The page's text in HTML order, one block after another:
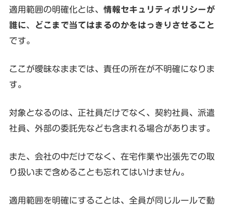
適用範囲の明確化とは、 情報セキュリティポリシーが
誰に、どこまで当てはまるのかをはっきりさせること
です。
ここが曖昧なままでは、責任の所在が不明確になりま
す。
対象となるのは、正社員だけでなく、契約社員、派遣
社員、外部の委託先なども含まれる場合があります。
また、会社の中だけでなく、在宅作業や出張先での取
り扱いまで含めることも忘れてはいけません。
適用範囲を明確にすることは、全員が同じルールで動